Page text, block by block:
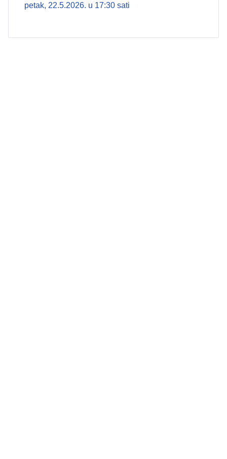
petak, 22.5.2026. u 17:30 sati